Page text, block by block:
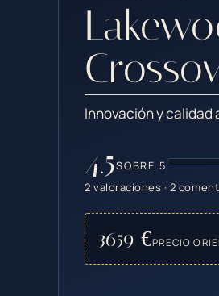
Innovación y
4.5SOBRE 5
2 valoraciones · 2
3659 €PRECIO